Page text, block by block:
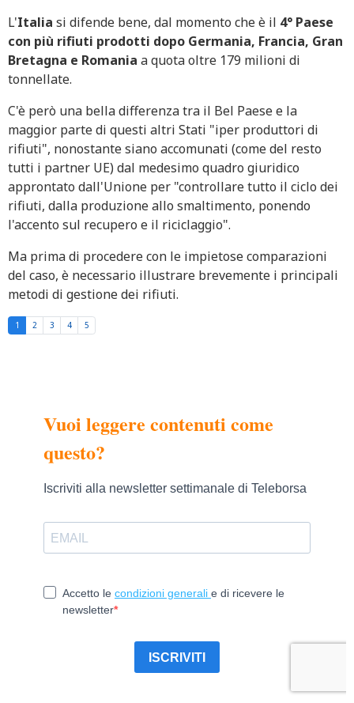
L'Italia si difende bene, dal momento che è il 4° Paese
con più rifiuti prodotti dopo Germania, Francia, Gran
Bretagna e Romania a quota oltre 179 milioni di
tonnellate.
C'è però una bella differenza tra il Bel Paese e la
maggior parte di questi altri Stati "iper produttori di
rifiuti", nonostante siano accomunati (come del resto
tutti i partner UE) dal medesimo quadro giuridico
approntato dall'Unione per "controllare tutto il ciclo dei
rifiuti, dalla produzione allo smaltimento, ponendo
l'accento sul recupero e il riciclaggio".
Ma prima di procedere con le impietose comparazioni
del caso, è necessario illustrare brevemente i principali
metodi di gestione dei rifiuti.
1 2 3 4 5